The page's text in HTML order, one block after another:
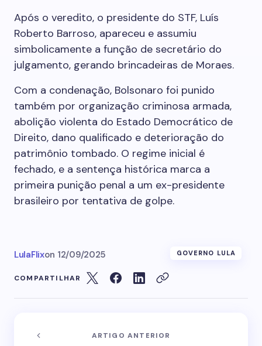
Após o veredito, o presidente do STF, Luís
Roberto Barroso, apareceu e assumiu
simbolicamente a função de secretário do
julgamento, gerando brincadeiras de Moraes.
Com a condenação, Bolsonaro foi punido
também por organização criminosa armada,
abolição violenta do Estado Democrático de
Direito, dano qualificado e deterioração do
patrimônio tombado. O regime inicial é
fechado, e a sentença histórica marca a
primeira punição penal a um ex-presidente
brasileiro por tentativa de golpe.
LulaFlixon 12/09/2025 GOVERNO LULA
COMPARTILHAR
ARTIGO ANTERIOR